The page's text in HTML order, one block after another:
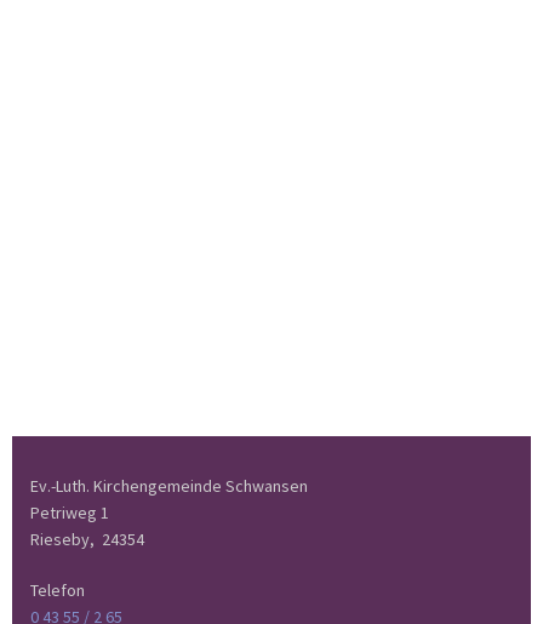
Ev.-Luth. Kirchengemeinde Schwansen
Petriweg 1
Rieseby, 24354
Telefon
0 43 55 / 2 65